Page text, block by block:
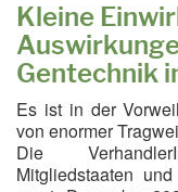
Kleine
Gentechnik
Es ist in der
von enormer
Die
Mitgliedstaaten